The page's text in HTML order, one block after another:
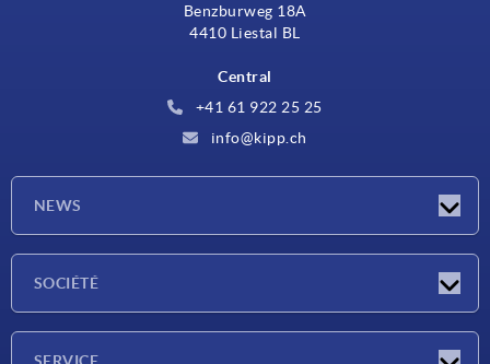
Benzburweg 18A
4410 Liestal BL
Central
+41 61 922 25 25
info@kipp.ch
NEWS
SOCIÉTÉ